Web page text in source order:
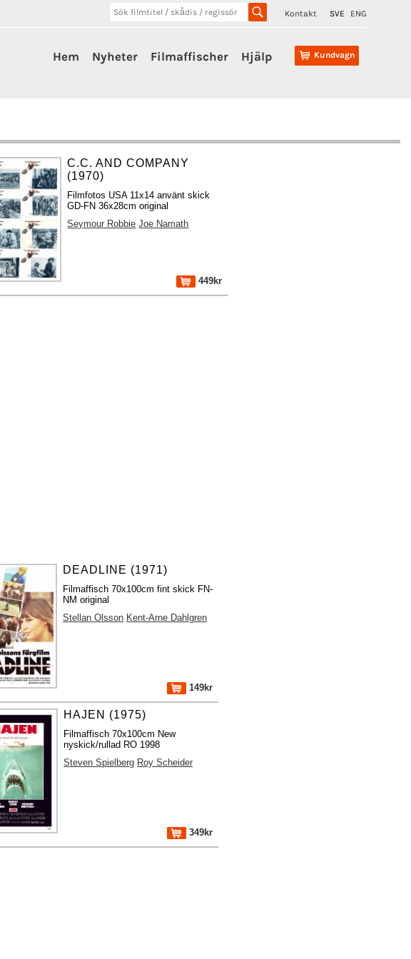
Kontakt SVE ENG
Kundvagn
Hem Nyheter Filmaffischer Hjälp
C.C. AND COMPANY
(1970)
Filmfotos USA 11x14 använt skick
GD-FN 36x28cm original
Seymour Robbie Joe Namath
449kr
DEADLINE (1971)
Filmaffisch 70x100cm fint skick FN-
NM original
Stellan Olsson Kent-Arne Dahlgren
149kr
HAJEN (1975)
Filmaffisch 70x100cm New
nyskick/rullad RO 1998
Steven Spielberg Roy Scheider
349kr